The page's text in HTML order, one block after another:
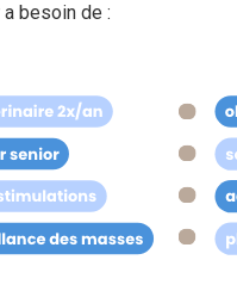
besoin de :